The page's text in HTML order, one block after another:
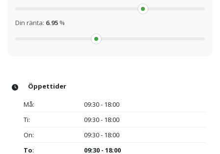
Din ränta: 6.95 %
Öppettider
Må:
09:30 - 18:00
Ti:
09:30 - 18:00
On:
09:30 - 18:00
To: 09:30 - 18:00